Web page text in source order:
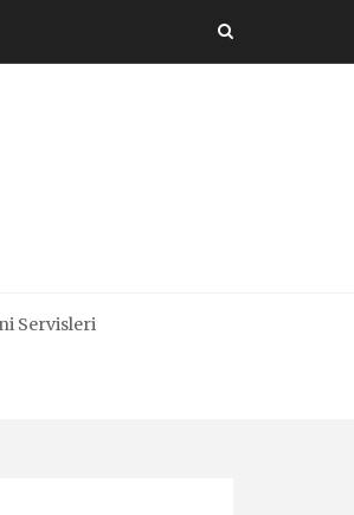
Servisleri